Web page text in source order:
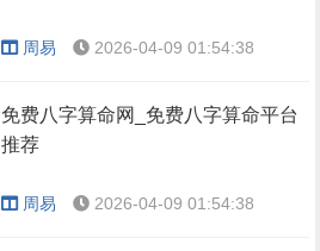
周易 2026-04-09 01:54:38
免费八字算命网_免费八字算命平台
推荐
周易 2026-04-09 01:54:38